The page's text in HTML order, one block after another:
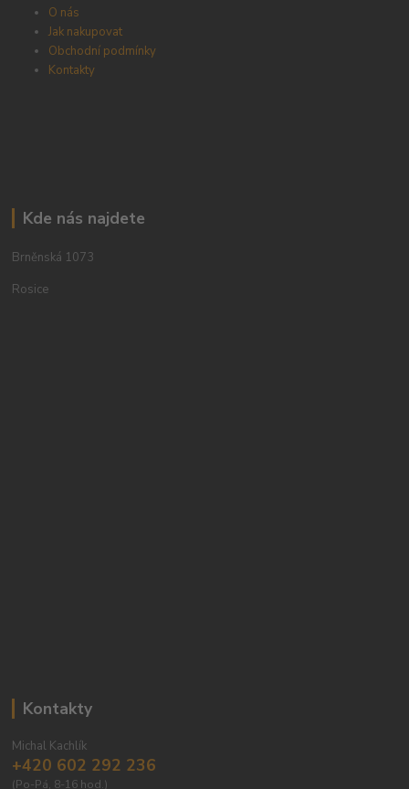
O nás
Jak nakupovat
Obchodní podmínky
Kontakty
Kde nás najdete
Brněnská 1073
Rosice
Kontakty
Michal Kachlík
+420 602 292 236
(Po-Pá, 8-16 hod.)